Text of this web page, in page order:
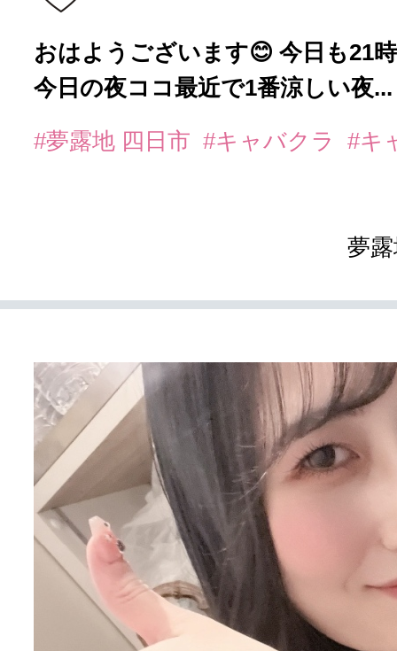
おはようございます😊 今日も21
今日の夜ココ最近で1番涼しい夜...
#夢露地 四日市 #キャバクラ #キ
夢